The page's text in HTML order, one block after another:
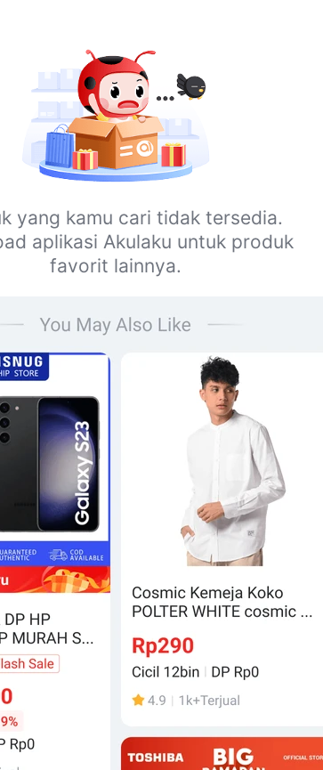
yang kamu cari tidak tersedia.
aplikasi Akulaku untuk produk
favorit lainnya.